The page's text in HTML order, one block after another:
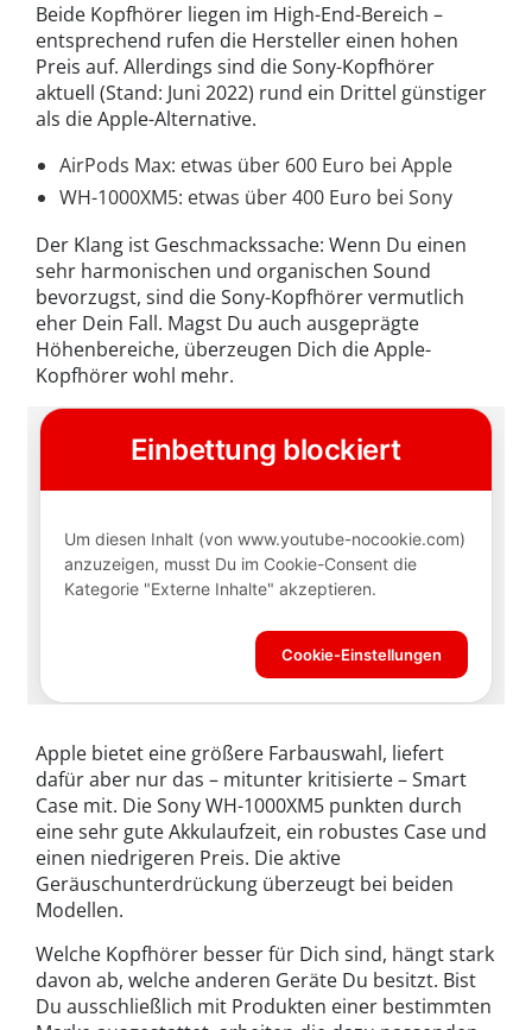
Beide Kopfhörer liegen im High-End-Bereich –
entsprechend rufen die Hersteller einen hohen
Preis auf. Allerdings sind die Sony-Kopfhörer
aktuell (Stand: Juni 2022) rund ein Drittel günstiger
als die Apple-Alternative.
AirPods Max: etwas über 600 Euro bei Apple
WH-1000XM5: etwas über 400 Euro bei Sony
Der Klang ist Geschmackssache: Wenn Du einen
sehr harmonischen und organischen Sound
bevorzugst, sind die Sony-Kopfhörer vermutlich
eher Dein Fall. Magst Du auch ausgeprägte
Höhenbereiche, überzeugen Dich die Apple-
Kopfhörer wohl mehr.
Apple bietet eine größere Farbauswahl, liefert
dafür aber nur das – mitunter kritisierte – Smart
Case mit. Die Sony WH-1000XM5 punkten durch
eine sehr gute Akkulaufzeit, ein robustes Case und
einen niedrigeren Preis. Die aktive
Geräuschunterdrückung überzeugt bei beiden
Modellen.
Welche Kopfhörer besser für Dich sind, hängt stark
davon ab, welche anderen Geräte Du besitzt. Bist
Du ausschließlich mit Produkten einer bestimmten